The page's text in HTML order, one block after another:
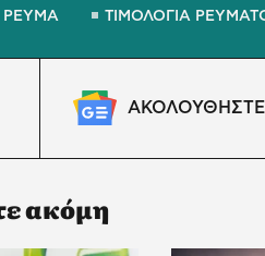
ΡΕΥΜΑ ΤΙΜΟΛΟΓΙΑ
ΑΚΟΛΟΥΘΗΣΤΕ
ακόμη